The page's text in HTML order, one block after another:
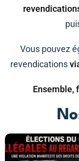
Vous pouvez
revendications
Ensemble,